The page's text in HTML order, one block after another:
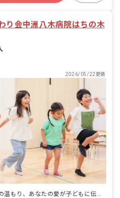
り会中洲八木病院はちの木
2026/05/22更新
医療の安心と保育の温もり、あなたの愛が子どもに伝わる場所